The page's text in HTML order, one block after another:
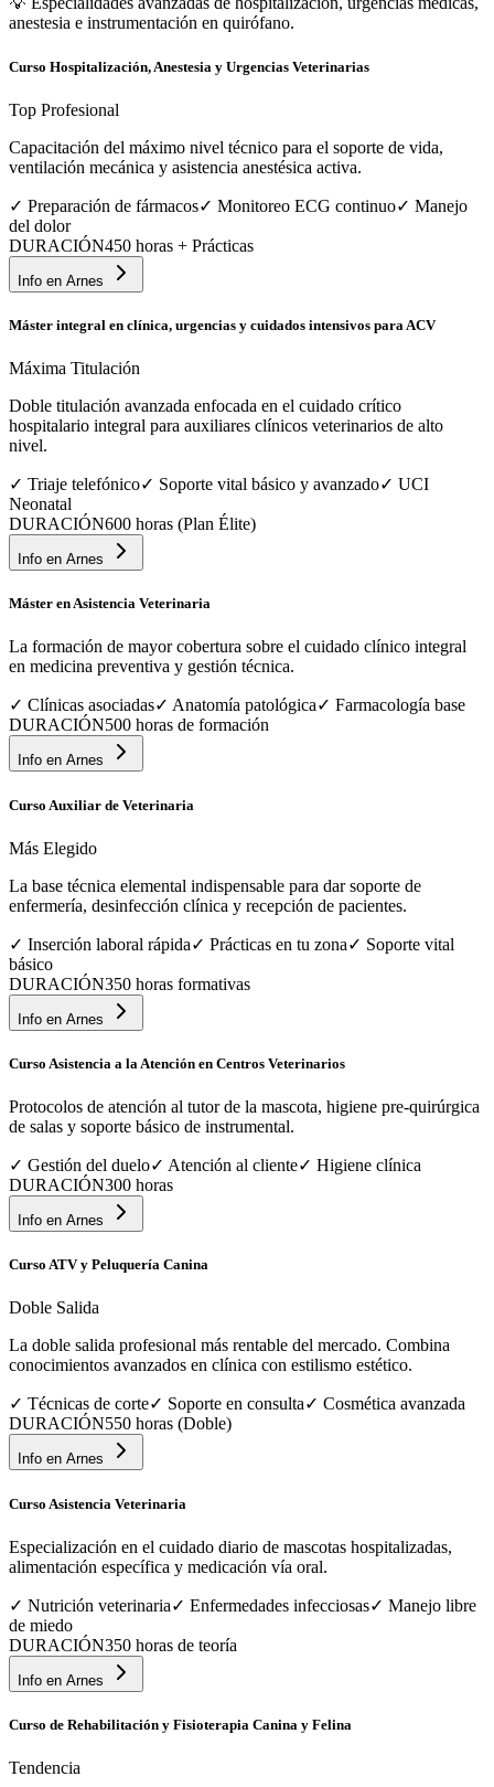
anestesia e instrumentación en quirófano.
Curso Hospitalización, Anestesia y Urgencias Veterinarias
Top Profesional
Capacitación del máximo nivel técnico para el soporte de vida,
ventilación mecánica y asistencia anestésica activa.
✓ Preparación de fármacos✓ Monitoreo ECG continuo✓ Manejo
del dolor
DURACIÓN450 horas + Prácticas
Info en Arnes
Máster integral en clínica, urgencias y cuidados intensivos para ACV
Máxima Titulación
Doble titulación avanzada enfocada en el cuidado crítico
hospitalario integral para auxiliares clínicos veterinarios de alto
nivel.
✓ Triaje telefónico✓ Soporte vital básico y avanzado✓ UCI
Neonatal
DURACIÓN600 horas (Plan Élite)
Info en Arnes
Máster en Asistencia Veterinaria
La formación de mayor cobertura sobre el cuidado clínico integral
en medicina preventiva y gestión técnica.
✓ Clínicas asociadas✓ Anatomía patológica✓ Farmacología base
DURACIÓN500 horas de formación
Info en Arnes
Curso Auxiliar de Veterinaria
Más Elegido
La base técnica elemental indispensable para dar soporte de
enfermería, desinfección clínica y recepción de pacientes.
✓ Inserción laboral rápida✓ Prácticas en tu zona✓ Soporte vital
básico
DURACIÓN350 horas formativas
Info en Arnes
Curso Asistencia a la Atención en Centros Veterinarios
Protocolos de atención al tutor de la mascota, higiene pre-quirúrgica
de salas y soporte básico de instrumental.
✓ Gestión del duelo✓ Atención al cliente✓ Higiene clínica
DURACIÓN300 horas
Info en Arnes
Curso ATV y Peluquería Canina
Doble Salida
La doble salida profesional más rentable del mercado. Combina
conocimientos avanzados en clínica con estilismo estético.
✓ Técnicas de corte✓ Soporte en consulta✓ Cosmética avanzada
DURACIÓN550 horas (Doble)
Info en Arnes
Curso Asistencia Veterinaria
Especialización en el cuidado diario de mascotas hospitalizadas,
alimentación específica y medicación vía oral.
✓ Nutrición veterinaria✓ Enfermedades infecciosas✓ Manejo libre
de miedo
DURACIÓN350 horas de teoría
Info en Arnes
Curso de Rehabilitación y Fisioterapia Canina y Felina
Tendencia